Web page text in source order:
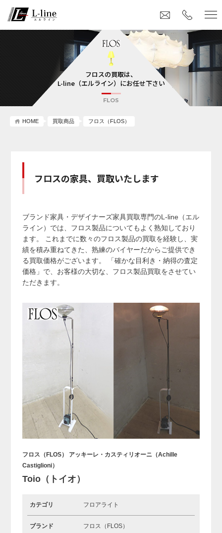
フロスの買取は、
L-line（エルライン）にお任せ下さい
FLOS
HOME 買取商品 フロス（FLOS）
フロスの家具、買取いたします
ブランド家具・デザイナーズ家具買取専門のL-line（エル
ライン）では、フロス製品についてもよく熟知しており
ます。 これまでに数々のフロス製品の買取を経験し、実
績を積み重ねてきた、熟練のバイヤーだからご提供でき
る買取価格がございます。 「確かな目利き・納得の査定
価格」で、お客様の大切な、フロス製品買取をさせてい
ただきます。
フロス（FLOS） アッキーレ・カスティリオーニ（Achille
Castiglioni）
Toio（トイオ）
カテゴリ フロアライト
ブランド フロス（FLOS）